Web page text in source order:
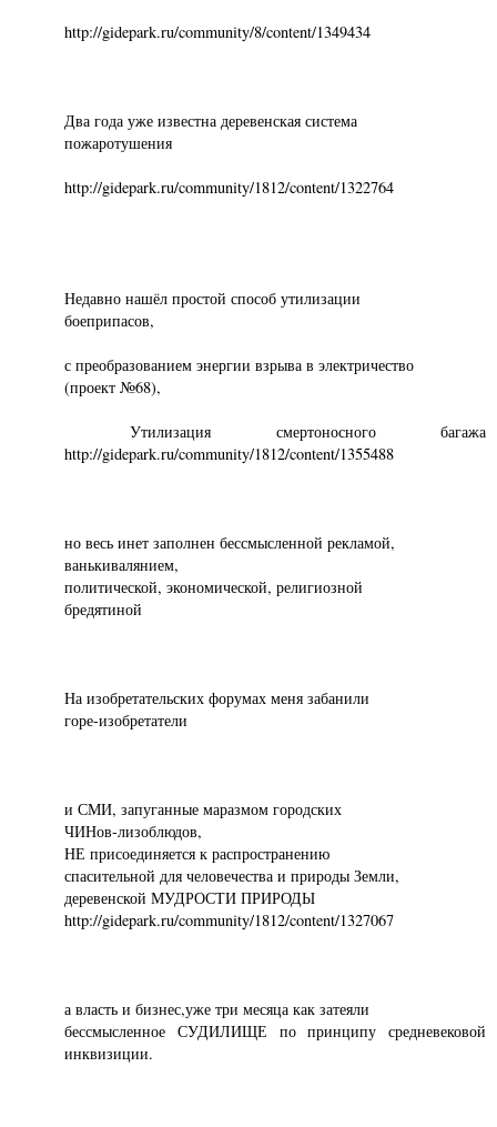
http://gidepark.ru/community/8/content/1349434
Два года уже известна деревенская система
пожаротушения
http://gidepark.ru/community/1812/content/1322764
Недавно нашёл простой способ утилизации
боеприпасов,
с преобразованием энергии взрыва в электричество
(проект №68),
Утилизация смертоносного багажа
http://gidepark.ru/community/1812/content/1355488
но весь инет заполнен бессмысленной рекламой,
ванькивалянием,
политической, экономической, религиозной
бредятиной
На изобретательских форумах меня забанили
горе-изобретатели
и СМИ, запуганные маразмом городских
ЧИНов-лизоблюдов,
НЕ присоединяется к распространению
спасительной для человечества и природы Земли,
деревенской МУДРОСТИ ПРИРОДЫ
http://gidepark.ru/community/1812/content/1327067
а власть и бизнес,уже три месяца как затеяли
бессмысленное СУДИЛИЩЕ по принципу средневековой
инквизиции.